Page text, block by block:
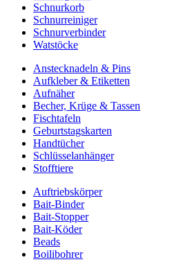
Schnurkorb
Schnurreiniger
Schnurverbinder
Watstöcke
Anstecknadeln & Pins
Aufkleber & Etiketten
Aufnäher
Becher, Krüge & Tassen
Fischtafeln
Geburtstagskarten
Handtücher
Schlüsselanhänger
Stofftiere
Auftriebskörper
Bait-Binder
Bait-Stopper
Bait-Köder
Beads
Boilibohrer